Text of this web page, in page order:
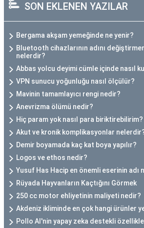
SON EKLENEN YAZILAR
Bergama akşam yemeğinde ne yenir?
Bluetooth cihazlarının adını
nelerdir?
Abbas yolcu deyimi cümle içinde nasıl
VPN sunucu yoğunluğu nasıl ölçülür?
Mavinin tamamlayıcı rengi nedir?
Anevrizma ölümü nedir?
Hiç param yok nasıl para biriktirebilirim?
Akut ve kronik komplikasyonlar
Demir boyamada kaç kat boya yapılır?
Logos ve ethos nedir?
Yusuf Has Hacip en önemli eserinin adı
Rüyada Hayvanların Kaçtığını Görmek
250 cc motor ehliyetinin maliyeti nedir?
Akdeniz ikliminde en çok hangi ürünler
Pollo AI'nin yapay zeka destekli